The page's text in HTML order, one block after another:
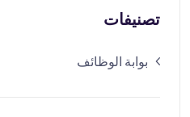
تصنيفات
بوابة الوظائف